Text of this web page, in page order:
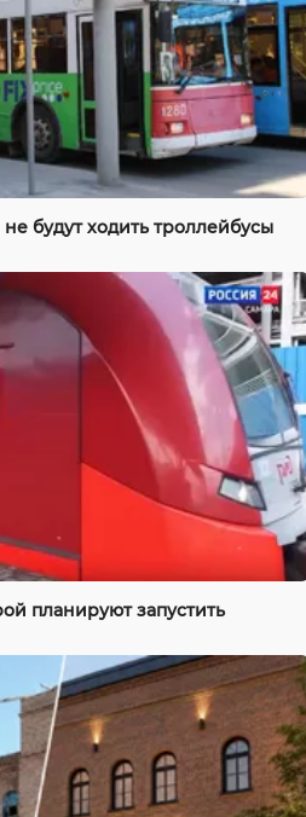
будут ходить троллейбусы
планируют запустить